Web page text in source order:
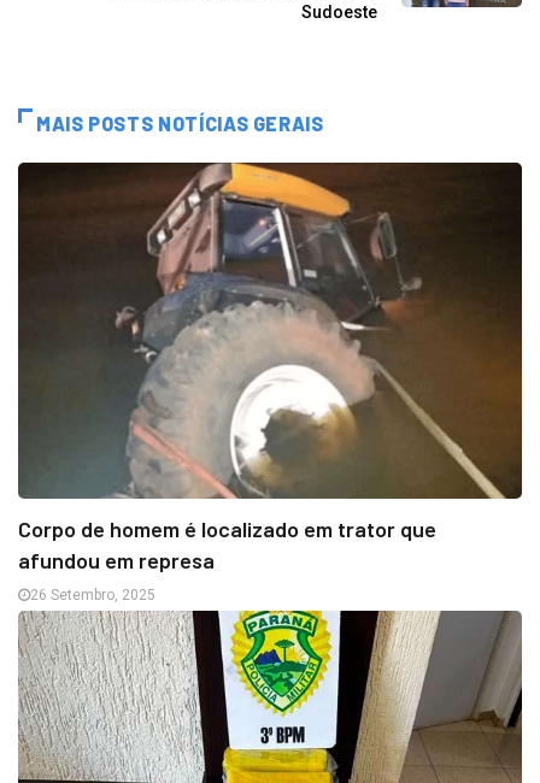
Sudoeste
MAIS POSTS NOTÍCIAS GERAIS
Corpo de homem é localizado em trator que
afundou em represa
26 Setembro, 2025